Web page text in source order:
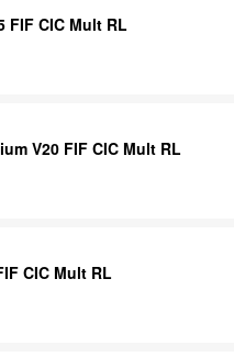
FIF CIC Mult RL
V20 FIF CIC Mult RL
CIC Mult RL